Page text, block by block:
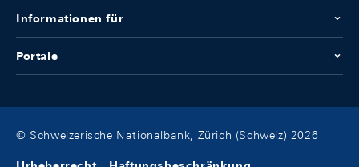
Informationen für
Portale
© Schweizerische Nationalbank, Zürich (Schweiz) 2026